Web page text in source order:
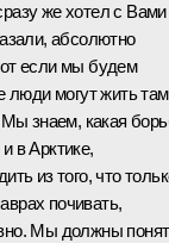
же хотел с Вами
абсолютно
если мы будем
люди могут жить там
знаем, какая
в Арктике,
из того, что
почивать,
Мы должны